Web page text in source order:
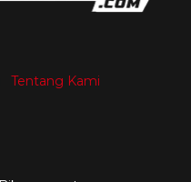
Tentang Kami